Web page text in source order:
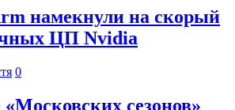
намекнули на скорый
ЦП Nvidia
0
сезонов»